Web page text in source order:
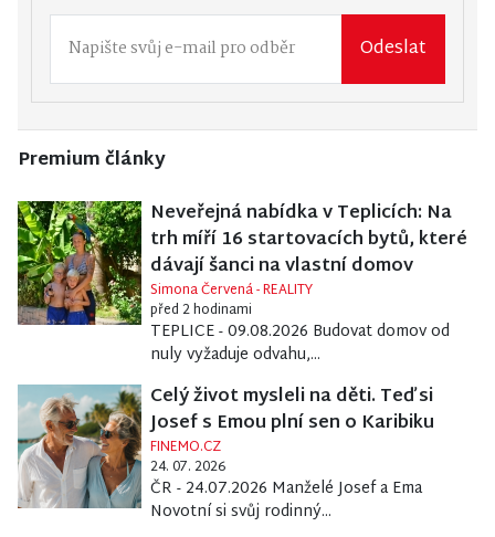
Odeslat
Premium články
Neveřejná nabídka v Teplicích: Na
trh míří 16 startovacích bytů, které
dávají šanci na vlastní domov
Simona Červená - REALITY
před 2 hodinami
TEPLICE - 09.08.2026 Budovat domov od
nuly vyžaduje odvahu,...
Celý život mysleli na děti. Teď si
Josef s Emou plní sen o Karibiku
FINEMO.CZ
24. 07. 2026
ČR - 24.07.2026 Manželé Josef a Ema
Novotní si svůj rodinný...